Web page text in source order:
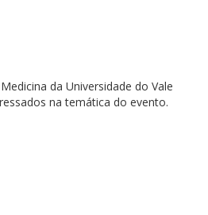
da Universidade do Vale
na temática do evento.